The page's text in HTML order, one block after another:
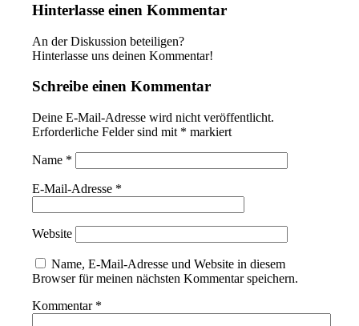
Hinterlasse einen Kommentar
An der Diskussion beteiligen?
Hinterlasse uns deinen Kommentar!
Schreibe einen Kommentar
Deine E-Mail-Adresse wird nicht veröffentlicht.
Erforderliche Felder sind mit * markiert
Name *
E-Mail-Adresse *
Website
Name, E-Mail-Adresse und Website in diesem
Browser für meinen nächsten Kommentar speichern.
Kommentar *